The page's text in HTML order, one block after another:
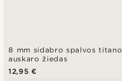
8 mm sidabro spalvos titano
auskaro žiedas
12,95 €